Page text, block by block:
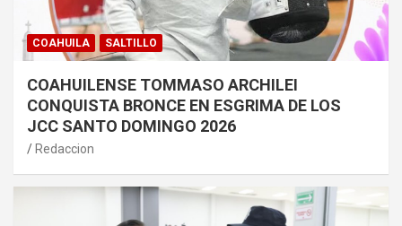
COAHUILA SALTILLO
COAHUILENSE TOMMASO ARCHILEI
CONQUISTA BRONCE EN ESGRIMA DE LOS
JCC SANTO DOMINGO 2026
Redaccion